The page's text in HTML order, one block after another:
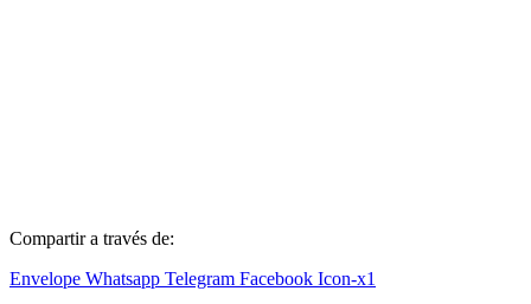
Compartir a través de:
Envelope Whatsapp Telegram Facebook Icon-x1